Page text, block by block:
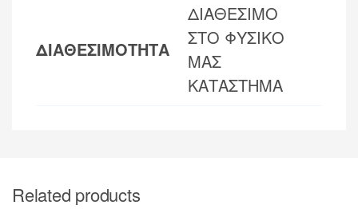
ΔΙΑΘΕΣΙΜΟΤΗΤΑ
ΔΙΑΘΕΣΙΜΟ
ΣΤΟ ΦΥΣΙΚΟ
ΜΑΣ
ΚΑΤΑΣΤΗΜΑ
Related products